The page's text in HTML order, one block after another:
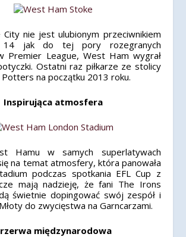
City nie jest ulubionym przeciwnikiem
14 jak do tej pory rozegranych
Premier League, West Ham wygrał
Ostatni raz piłkarze ze stolicy
na początku 2013 roku.
Inspirująca atmosfera
Hamu w samych superlatywach
na temat atmosfery, która panowała
podczas spotkania EFL Cup z
mają nadzieję, że fani The Irons
świetnie dopingować swój zespół i
do zwycięstwa na Garncarzami.
międzynarodowa